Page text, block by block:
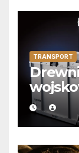
TRANSPORT